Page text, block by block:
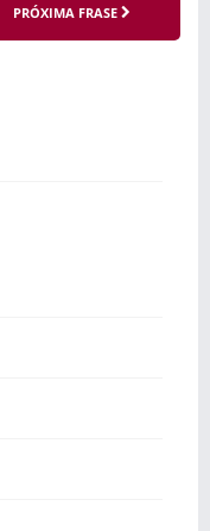
PRÓXIMA FRASE